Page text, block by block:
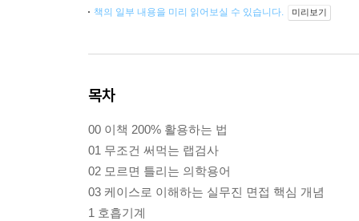
책의 일부 내용을 미리 읽어보실 수 있습니다. 미리보기
목차
00 이책 200% 활용하는 법
01 무조건 써먹는 랩검사
02 모르면 틀리는 의학용어
03 케이스로 이해하는 실무진 면접 핵심 개념
1 호흡기계